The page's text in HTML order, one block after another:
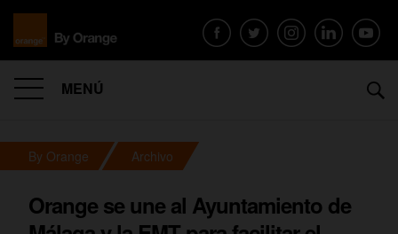
MENÚ
By Orange Archivo
Orange se une al Ayuntamiento de